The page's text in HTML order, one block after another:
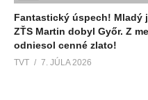
Fantastický úspech! Mladý
ZŤS Martin dobyl Győr. Z
odniesol cenné zlato!
TVT 7. JÚLA 2026